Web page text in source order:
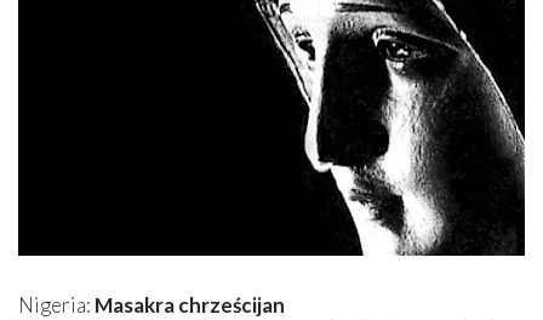
Nigeria: Masakra chrześcijan